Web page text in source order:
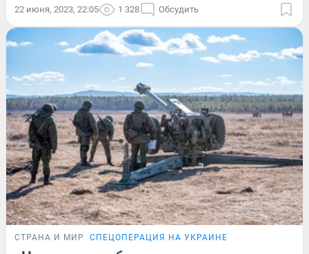
22 июня, 2023, 22:05 1 328 Обсудить
СТРАНА И МИР СПЕЦОПЕРАЦИЯ НА УКРАИНЕ